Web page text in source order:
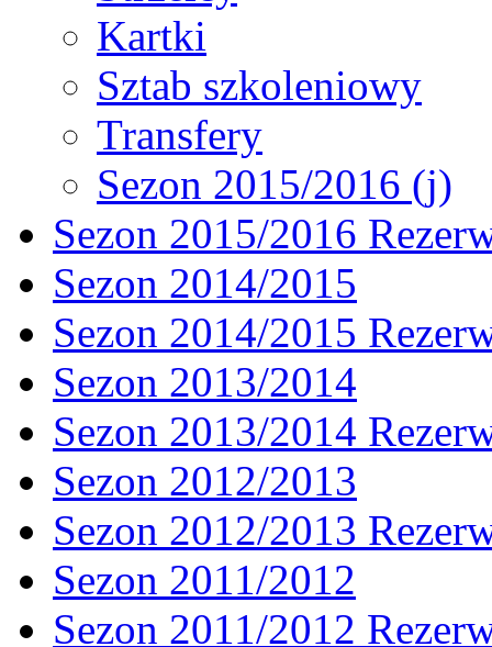
Kartki
Sztab szkoleniowy
Transfery
Sezon 2015/2016 (j)
Sezon 2015/2016
Sezon 2014/2015
Sezon 2014/2015
Sezon 2013/2014
Sezon 2013/2014
Sezon 2012/2013
Sezon 2012/2013
Sezon 2011/2012
Sezon 2011/2012